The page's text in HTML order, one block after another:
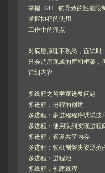
掌握 GIL 锁导致的性能限
掌握协程的使用
工作中的痛点
对底层原理不熟悉，面试时
只会调用现成的库和框架，
详细内容
多线程之哲学家进餐问题
多进程：进程的创建
多进程：多进程程序调试技
多进程：使用队列实现进程
多进程：管道共享内存
多进程：锁机制解决资源抢
多进程：进程池
多线程：创建线程